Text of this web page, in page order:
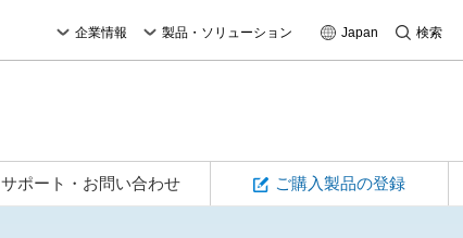
企業情報 製品・ソリューション Japan 検索
サポート・お問い合わせ ご購入製品の登録